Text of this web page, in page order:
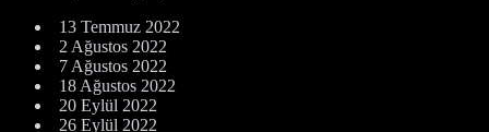
13 Temmuz 2022
2 Ağustos 2022
7 Ağustos 2022
18 Ağustos 2022
20 Eylül 2022
26 Eylül 2022